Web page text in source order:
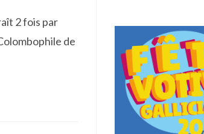
2 fois par
de